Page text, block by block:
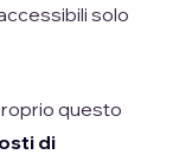
solo
questo
di